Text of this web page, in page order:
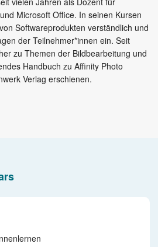
Microsoft Office. In seinen Kursen
Softwareprodukten verständlich und
der Teilnehmer*innen ein. Seit
zu Themen der Bildbearbeitung und
Handbuch zu Affinity Photo
Verlag erschienen.